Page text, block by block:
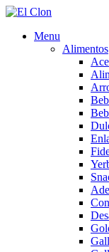
Menu
Alimentos